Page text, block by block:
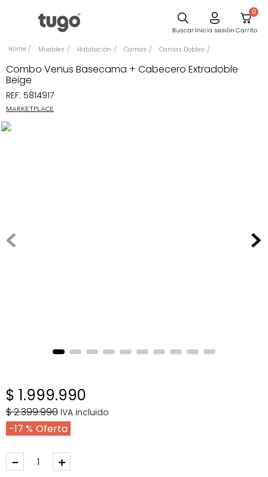
0
Muebles Habitación Camas Camas Dobles
Combo Venus Basecama + Cabecero Extradoble
Beige
REF: 5814917
MARKETPLACE
$ 1.999.990
$2.399.990 IVA incluido
17 %
＋
－
Comedor
Silla